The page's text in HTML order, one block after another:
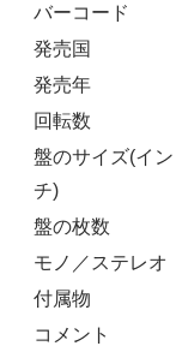
バーコード
発売国
発売年
回転数
盤のサイズ(イン
チ)
盤の枚数
モノ／ステレオ
付属物
コメント